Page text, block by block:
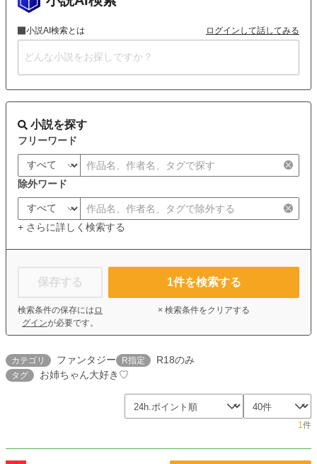
小説AI検索とは ログインして話してみる
小説を探す
フリーワード
除外ワード
+ さらに詳しく検索する
保存する
検索条件の保存には ロ
グインが必要です。
1件を検索する
× 検索条件をクリアする
カテゴリ ファンタジー R指定 R18のみ
タグ お姉ちゃん大好き♡
1件